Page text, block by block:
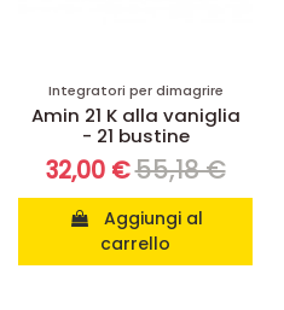
Integratori per dimagrire
Amin 21 K alla vaniglia
- 21 bustine
32,00 €55,18 €
carrello